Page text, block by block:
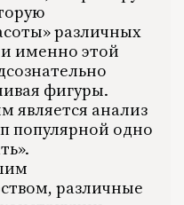
различных
именно этой
фигуры.
является анализ
популярной одно
различные